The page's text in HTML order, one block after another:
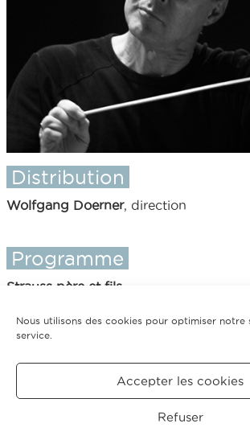
Nous utilisons des cookies pour optimiser
service.
Accepter les cookies
Refuser
Distribution
Wolfgang Doerner, direction
Programme
Strauss père et fils
Tarifs